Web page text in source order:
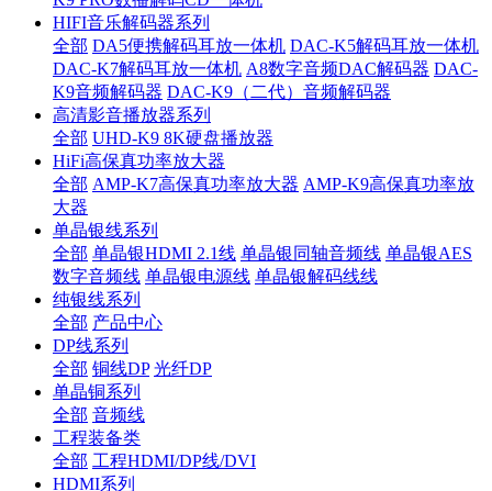
HIFI音乐解码器系列
全部 DA5便携解码耳放一体机 DAC-K5解码耳放一体机
DAC-K7解码耳放一体机 A8数字音频DAC解码器 DAC-
K9音频解码器 DAC-K9（二代）音频解码器
高清影音播放器系列
全部 UHD-K9 8K硬盘播放器
HiFi高保真功率放大器
全部 AMP-K7高保真功率放大器 AMP-K9高保真功率放
大器
单晶银线系列
全部 单晶银HDMI 2.1线 单晶银同轴音频线 单晶银AES
数字音频线 单晶银电源线 单晶银解码线线
纯银线系列
全部 产品中心
DP线系列
全部 铜线DP 光纤DP
单晶铜系列
全部 音频线
工程装备类
全部 工程HDMI/DP线/DVI
HDMI系列